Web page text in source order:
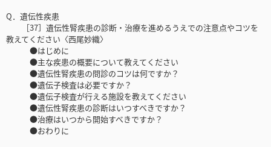
Q．遺伝性疾患
［37］遺伝性腎疾患の診断・治療を進めるうえでの注意点やコツを
教えてください〈西尾妙織〉
●はじめに
●主な疾患の概要について教えてください
●遺伝性腎疾患の問診のコツは何ですか？
●遺伝子検査は必要ですか？
●遺伝子検査が行える施設を教えてください
●遺伝性腎疾患の診断はいつすべきですか？
●治療はいつから開始すべきですか？
●おわりに